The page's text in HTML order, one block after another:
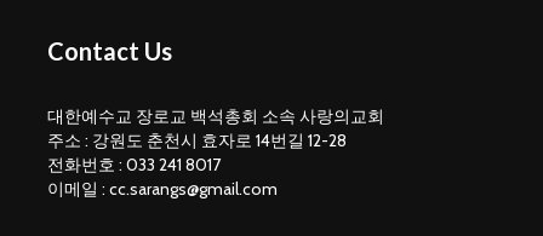
Contact Us
대한예수교 장로교 백석총회 소속 사랑의교회
주소 : 강원도 춘천시 효자로 14번길 12-28
전화번호 : 033 241 8017
이메일 : cc.sarangs@gmail.com